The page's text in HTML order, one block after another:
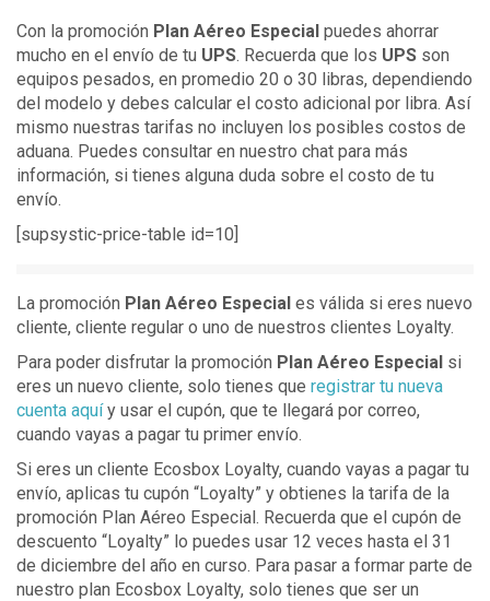
Con la promoción Plan Aéreo Especial puedes ahorrar
mucho en el envío de tu UPS. Recuerda que los UPS son
equipos pesados, en promedio 20 o 30 libras, dependiendo
del modelo y debes calcular el costo adicional por libra. Así
mismo nuestras tarifas no incluyen los posibles costos de
aduana. Puedes consultar en nuestro chat para más
información, si tienes alguna duda sobre el costo de tu
envío.
[supsystic-price-table id=10]
La promoción Plan Aéreo Especial es válida si eres nuevo
cliente, cliente regular o uno de nuestros clientes Loyalty.
Para poder disfrutar la promoción Plan Aéreo Especial si
eres un nuevo cliente, solo tienes que registrar tu nueva
cuenta aquíy usar el cupón, que te llegará por correo,
cuando vayas a pagar tu primer envío.
Si eres un cliente Ecosbox Loyalty, cuando vayas a pagar tu
envío, aplicas tu cupón “Loyalty” y obtienes la tarifa de la
promoción Plan Aéreo Especial. Recuerda que el cupón de
descuento “Loyalty” lo puedes usar 12 veces hasta el 31
de diciembre del año en curso. Para pasar a formar parte de
nuestro plan Ecosbox Loyalty, solo tienes que ser un